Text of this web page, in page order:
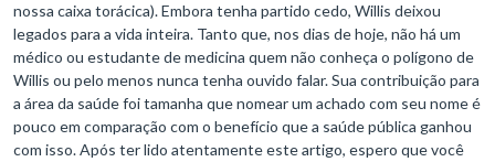
nossa caixa torácica). Embora tenha partido cedo, Willis deixou
legados para a vida inteira. Tanto que, nos dias de hoje, não há um
médico ou estudante de medicina quem não conheça o polígono de
Willis ou pelo menos nunca tenha ouvido falar. Sua contribuição para
a área da saúde foi tamanha que nomear um achado com seu nome é
pouco em comparação com o benefício que a saúde pública ganhou
com isso. Após ter lido atentamente este artigo, espero que você